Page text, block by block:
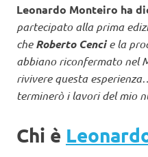
Leonardo Monteiro ha
partecipato alla prima
cheRoberto Cencie la
abbiano riconfermato nel
rivivere questa
terminerò i lavori del mio
Chi è